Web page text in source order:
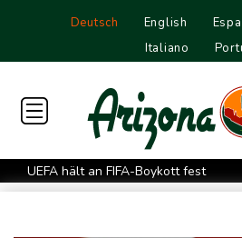
Deutsch English
Italiano
UEFA hält an FIFA-Boykott fest
Niedrigwasser: Bilger für